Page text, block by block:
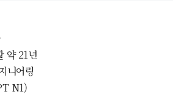
약 21년
니어링
N1)